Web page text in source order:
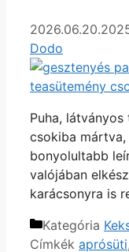
2026.06.20.
Dodo
Puha, látványos
csokiba mártva,
bonyolultabb
valójában
karácsonyra is
Kategória
Címkék aprósüti,